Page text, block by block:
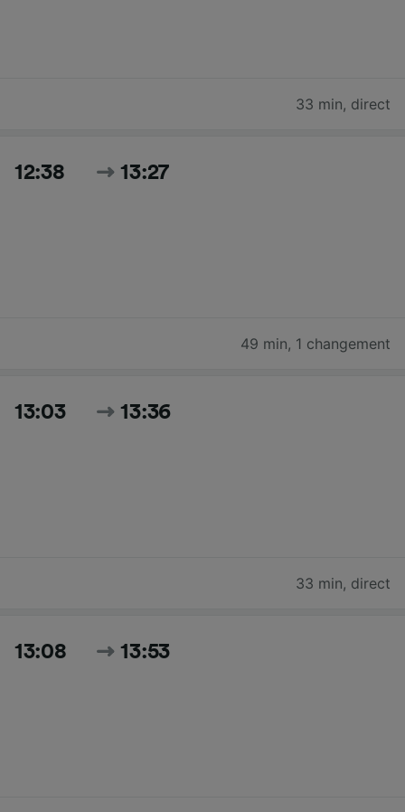
33 min, direct
12:38 13:27
49 min, 1 changement
13:03 13:36
33 min, direct
13:08 13:53